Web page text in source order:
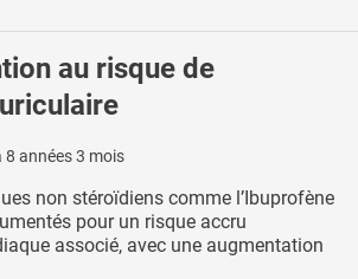
au risque de
8 années 3 mois
non stéroïdiens comme l’Ibuprofène
pour un risque accru
associé, avec une augmentation